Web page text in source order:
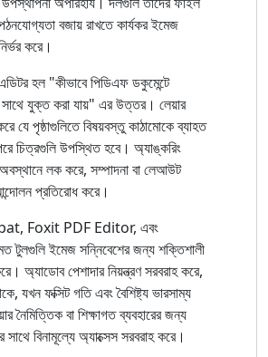
পঠনযোগ্যতা বজায় রাখতে কার্যকর ইমেজ
করে।
হল "কীভাবে পিডিএফ ডকুমেন্টে
সাথে যুক্ত করা যায়" এর উত্তর। লেয়ার
যে পৃষ্ঠাগুলিতে বিষয়বস্তু কাঠামোকে ব্যাহত
চিত্রগুলি উপস্থিত হবে। অ্যাঙ্করিং
লক করে, সম্পাদনা বা লেআউট
প্রতিরোধ করে।
Foxit PDF Editor, এবং
ইমেজ সন্নিবেশের জন্য শক্তিশালী
অ্যাডোব পেশাদার নিয়ন্ত্রণ সরবরাহ করে,
যখন ফক্সিট গতি এবং বৈশিষ্ট্য ভারসাম্য
নৈমিত্তিক বা শিক্ষাগত ব্যবহারের জন্য
সাথে বিনামূল্যে অ্যাক্সেস সরবরাহ করে।